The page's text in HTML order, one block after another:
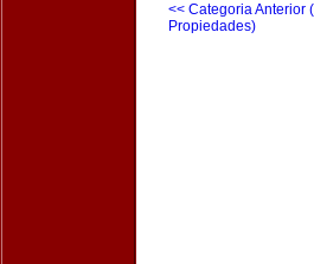
<< Categoria Anterior
Propiedades)